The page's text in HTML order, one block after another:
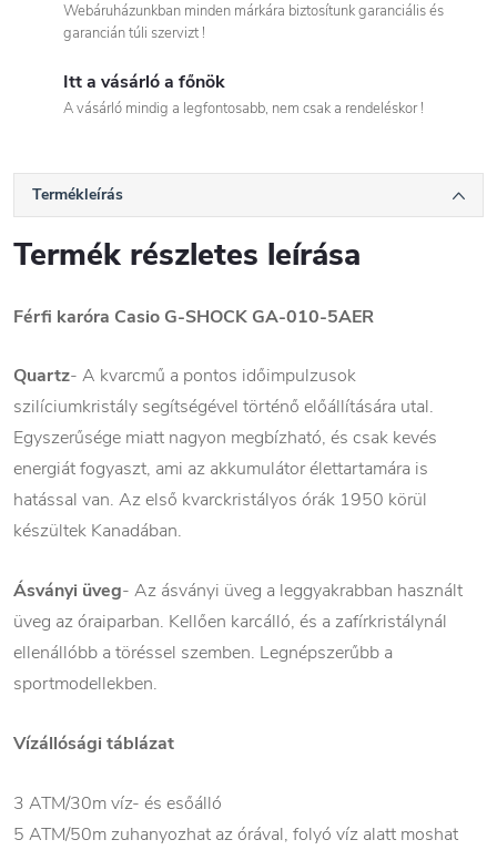
Webáruházunkban minden márkára biztosítunk garanciális és
garancián túli szervizt !
Itt a vásárló a főnök
A vásárló mindig a legfontosabb, nem csak a rendeléskor !
Termékleírás
Termék részletes leírása
Férfi karóra Casio G-SHOCK GA-010-5AER
Quartz- A kvarcmű a pontos időimpulzusok
szilíciumkristály segítségével történő előállítására utal.
Egyszerűsége miatt nagyon megbízható, és csak kevés
energiát fogyaszt, ami az akkumulátor élettartamára is
hatással van. Az első kvarckristályos órák 1950 körül
készültek Kanadában.
Ásványi üveg- Az ásványi üveg a leggyakrabban használt
üveg az óraiparban. Kellően karcálló, és a zafírkristálynál
ellenállóbb a töréssel szemben. Legnépszerűbb a
sportmodellekben.
Vízállósági táblázat
3 ATM/30m víz- és esőálló
5 ATM/50m zuhanyozhat az órával, folyó víz alatt moshat